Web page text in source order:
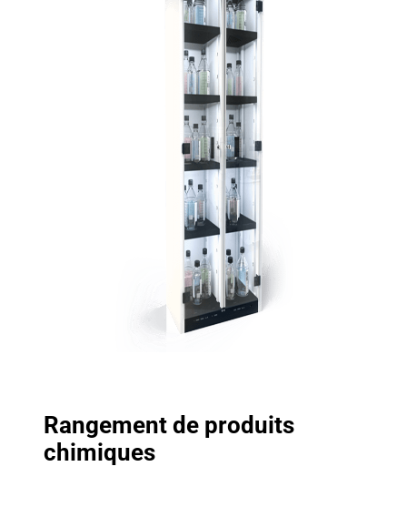
Rangement de produits
chimiques